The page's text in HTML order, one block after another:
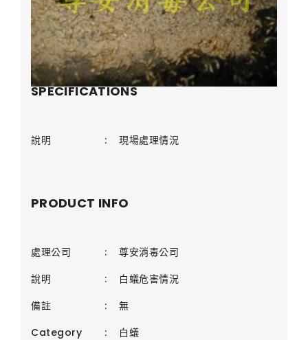
SPECIFICATIONS
說明 : 現場處理情況
PRODUCT INFO
處理公司 :
尊安消毒公司
說明
:
白蟻危害情況
備註
:
無
Category
: 白蟻